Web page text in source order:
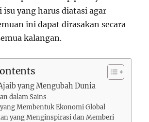
yang harus diatasi agar
ini dapat dirasakan secara
kalangan.
yang Mengubah Dunia
dalam Sains
Membentuk Ekonomi Global
yang Menginspirasi dan Memberi